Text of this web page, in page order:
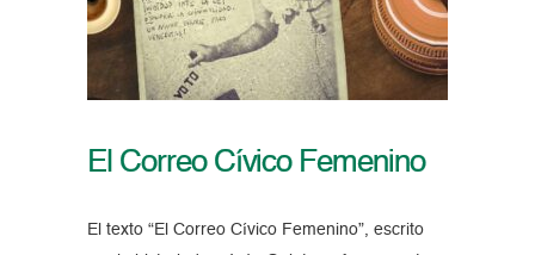
El Correo Cívico Femenino
El texto “El Correo Cívico Femenino”, escrito